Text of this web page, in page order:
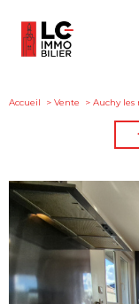
Accueil Vente Auchy les